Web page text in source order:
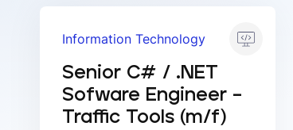
Information Technology
Senior C# / .NET
Sofware Engineer –
Traffic Tools (m/f)